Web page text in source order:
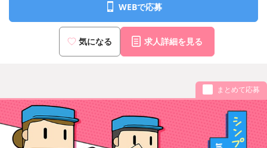
WEBで応募
気になる 求人詳細を見る
まとめて応募